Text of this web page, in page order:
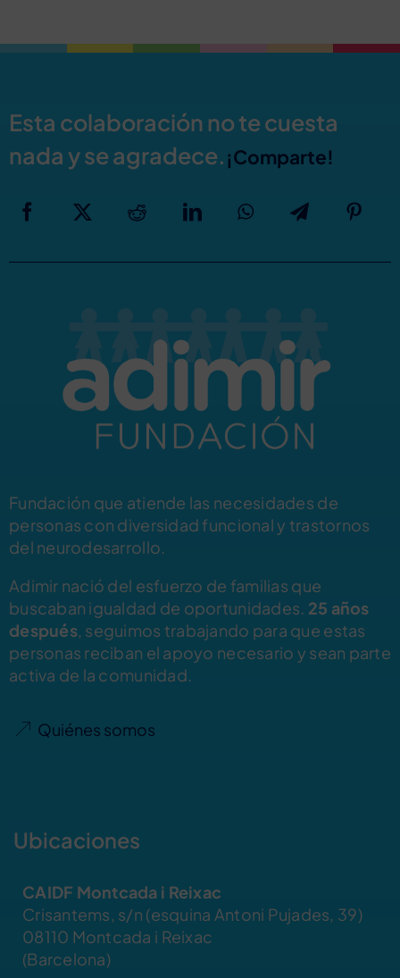
Esta colaboración no te cuesta
nada y se agradece.¡Comparte!
Fundación que atiende las necesidades de
personas con diversidad funcional y trastornos
del neurodesarrollo.
Adimir nació del esfuerzo de familias que
buscaban igualdad de oportunidades. 25 años
después, seguimos trabajando para que estas
personas reciban el apoyo necesario y sean parte
activa de la comunidad.
Quiénes somos
Ubicaciones
CAIDF Montcada i Reixac
Crisantems, s/n (esquina Antoni Pujades, 39)
08110 Montcada i Reixac
(Barcelona)